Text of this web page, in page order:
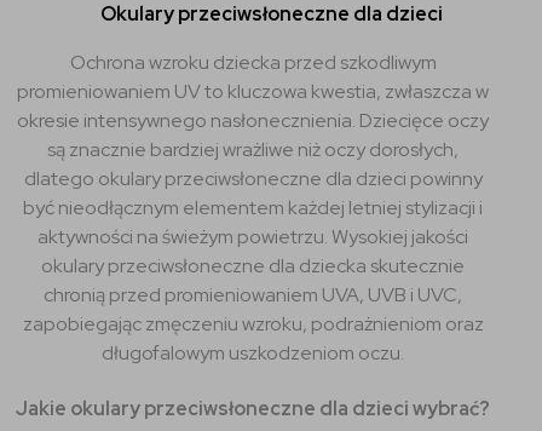
Okulary przeciwsłoneczne dla dzieci
Ochrona wzroku dziecka przed szkodliwym
promieniowaniem UV to kluczowa kwestia, zwłaszcza w
okresie intensywnego nasłonecznienia. Dziecięce oczy
są znacznie bardziej wrażliwe niż oczy dorosłych,
dlatego okulary przeciwsłoneczne dla dzieci powinny
być nieodłącznym elementem każdej letniej stylizacji i
aktywności na świeżym powietrzu. Wysokiej jakości
okulary przeciwsłoneczne dla dziecka skutecznie
chronią przed promieniowaniem UVA, UVB i UVC,
zapobiegając zmęczeniu wzroku, podrażnieniom oraz
długofalowym uszkodzeniom oczu.
Jakie okulary przeciwsłoneczne dla dzieci wybrać?